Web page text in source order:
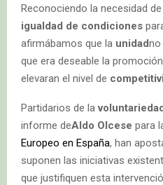
Reconociendo la necesidad
igualdad de condiciones
afirmábamos que la unidadno
que era deseable la
elevaran el nivel de
Partidarios de la
informe deAldo Olcese para
Europeo en España, han
suponen las iniciativas
que justifiquen esta